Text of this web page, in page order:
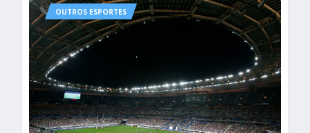
OUTROS ESPORTES